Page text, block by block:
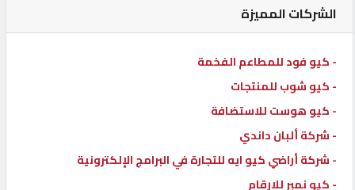
كيو
ماركت
الدليل
القطري
POWERED
الشركات المميزة
- كيو فود للمطاعم الفخمة
- كيو شوب للمنتجات
- كيو هوست للاستضافة
- شركة ألبان داندي
- شركة أراضي كيو ايه للتجارة في البرامج الإلكترونية
- كيو نمبر للارقام